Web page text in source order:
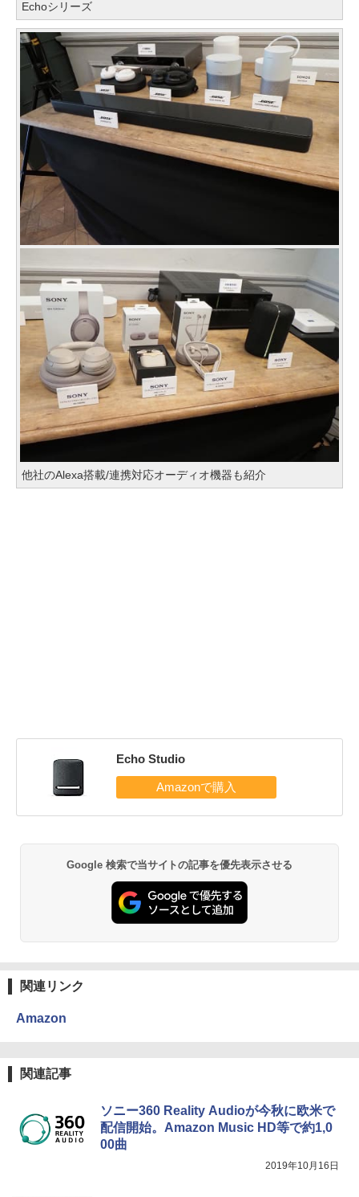
Echoシリーズ
他社のAlexa搭載/連携対応オーディオ機器も紹介
Echo Studio
Google 検索で当サイトの記事を優先表示させる
関連リンク
Amazon
関連記事
ソニー360 Reality Audioが今秋に欧米で
配信開始。Amazon Music HD等で約1,0
00曲
2019年10月16日